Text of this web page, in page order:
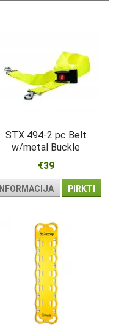
STX 494-2 pc Belt
w/metal Buckle
w/carabin
€39
INFORMACIJA PIRKTI